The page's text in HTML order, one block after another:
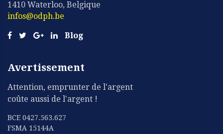
1410 Waterloo, Belgique
infos@odph.be
Blog
Avertissement
Attention, emprunter de l'argent
coûte aussi de l'argent !
BCE 0427.563.627
FSMA 15144A